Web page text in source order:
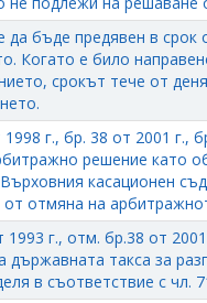
бъде предявен в срок
Когато е било
срокът тече от
г., бр. 38 от 2001 г.,
решение като
касационен
от отмяна на
г., отм. бр.38 от
държавната такса за
в съответствие с чл.